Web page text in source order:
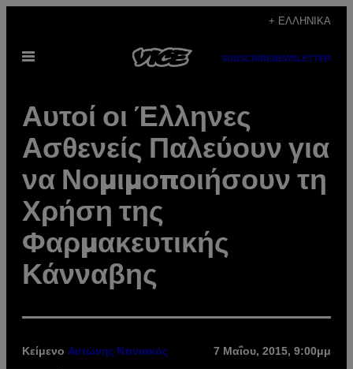
περιεχόμενο
+ ΕΛΛΗΝΙΚΆ
Ανοίξτε
SUBSCRIBENEWSLETTER
Αυτοί οι Έλληνες
Ασθενείς Παλεύουν για
να Νομιμοποιήσουν τη
Χρήση της
Φαρμακευτικής
Κάνναβης
Κείμενο Αντώνης Ντινιακός 7 Μαΐου, 2015, 9:00μμ